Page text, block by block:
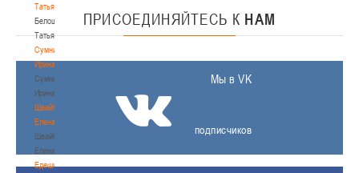
Татьяна
Белошапко
Татьяна
Сумникова
Ирина
Сумникова
Ирина
Швайбович
Елена
Швайбович
Елена
Едешко
ПРИСОЕДИНЯЙТЕСЬ К НАМ
Мы в VK
подписчиков